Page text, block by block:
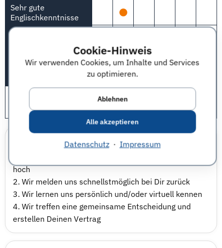
Cookie-Hinweis
Wir verwenden Cookies, um Inhalte und Services
zu optimieren.
Ablehnen
Alle akzeptieren
Datenschutz· Impressum
Sehr gute
Englischkenntnisse
Sehr gute MS-Office-
Branchenkenntnisse
Bedeutung für das Unternehmen: 1 = sehr wichtig, 5 = unwichtig,
n. A. = Nicht angegeben
Bewerbungsprozess & Auswahlverfahren
hoch
2. Wir melden uns schnellstmöglich bei Dir zurück
3. Wir lernen uns persönlich und/oder virtuell kennen
4. Wir treffen eine gemeinsame Entscheidung und
erstellen Deinen Vertrag